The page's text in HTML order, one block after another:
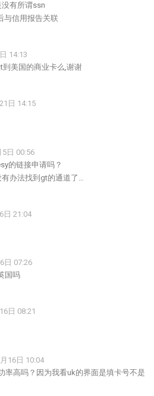
有所谓ssn
与信用报告关联
14:13
美国的商业卡么,谢谢
日 14:15
日 00:56
的链接申请吗？
办法找到gt的通道了…
日 21:04
日 07:26
国吗
日 08:21
16日 10:04
率高吗？因为我看uk的界面是填卡号不是